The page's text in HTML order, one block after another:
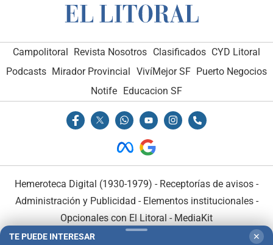
Campolitoral Revista Nosotros Clasificados CYD Litoral
Podcasts Mirador Provincial VivíMejor SF Puerto Negocios
Notife Educacion SF
Hemeroteca Digital (1930-1979) - Receptorías de avisos -
Administración y Publicidad - Elementos institucionales-
Opcionales con El Litoral - MediaKit
TE PUEDE INTERESAR ✕